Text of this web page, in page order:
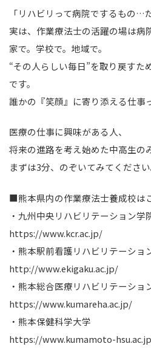
「リハビリって病院でするもの…
実は、作業療法士の活躍の場は病
家で。学校で。地域で。
“その人らしい毎日”を取り戻す
です。
誰かの『笑顔』に寄り添える仕事
医療の仕事に興味がある人、
将来の進路を考え始めた中高生の
まずは3分、のぞいてみてください
■熊本県内の作業療法士養成校は
・九州中央リハビリテーション学
https://www.kcr.ac.jp/
・熊本駅前看護リハビリテーショ
http://www.ekigaku.ac.jp/
・熊本総合医療リハビリテーショ
https://www.kumareha.ac.jp/
・熊本保健科学大学
https://www.kumamoto-